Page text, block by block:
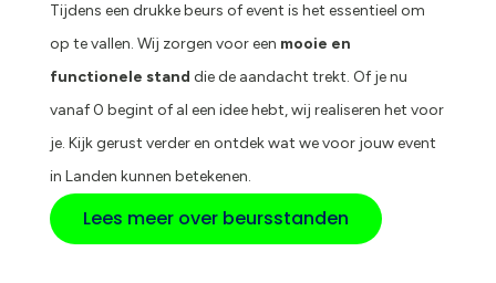
Tijdens een drukke beurs of event is het essentieel om
op te vallen. Wij zorgen voor een mooie en
functionele stand die de aandacht trekt. Of je nu
vanaf 0 begint of al een idee hebt, wij realiseren het voor
je. Kijk gerust verder en ontdek wat we voor jouw event
in Landen kunnen betekenen.
Lees meer over beursstanden